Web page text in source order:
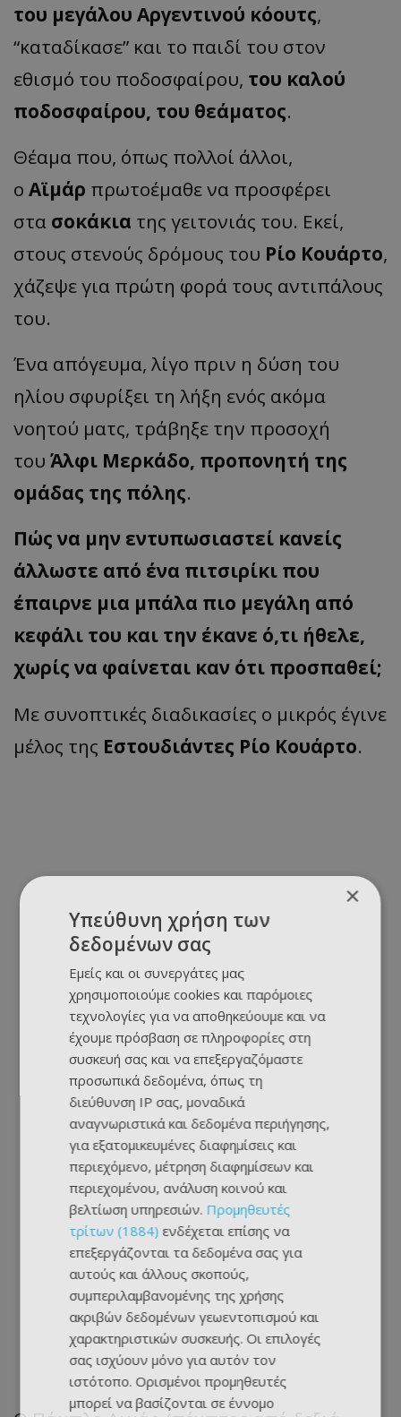
του μεγάλου Αργεντινού κόουτς,
“καταδίκασε” και το παιδί του στον
εθισμό του ποδοσφαίρου, του καλού
ποδοσφαίρου, του θεάματος.
Θέαμα που, όπως πολλοί άλλοι,
ο Αϊμάρ πρωτοέμαθε να προσφέρει
στα σοκάκια της γειτονιάς του. Εκεί,
στους στενούς δρόμους του Ρίο Κουάρτο,
χάζεψε για πρώτη φορά τους αντιπάλους
του.
Ένα απόγευμα, λίγο πριν η δύση του
ηλίου σφυρίξει τη λήξη ενός ακόμα
νοητού ματς, τράβηξε την προσοχή
του Άλφι Μερκάδο, προπονητή της
ομάδας της πόλης.
Πώς να μην εντυπωσιαστεί κανείς
άλλωστε από ένα πιτσιρίκι που
έπαιρνε μια μπάλα πιο μεγάλη από
κεφάλι του και την έκανε ό,τι ήθελε,
χωρίς να φαίνεται καν ότι προσπαθεί;
Με συνοπτικές διαδικασίες ο μικρός έγινε
μέλος της Εστουδιάντες Ρίο Κουάρτο.
×
Υπεύθυνη χρήση των
δεδομένων σας
Εμείς και οι συνεργάτες μας
χρησιμοποιούμε cookies και παρόμοιες
τεχνολογίες για να αποθηκεύουμε και να
έχουμε πρόσβαση σε πληροφορίες στη
συσκευή σας και να επεξεργαζόμαστε
προσωπικά δεδομένα, όπως τη
διεύθυνση IP σας, μοναδικά
αναγνωριστικά και δεδομένα περιήγησης,
για εξατομικευμένες διαφημίσεις και
περιεχόμενο, μέτρηση διαφημίσεων και
περιεχομένου, ανάλυση κοινού και
βελτίωση υπηρεσιών. Προμηθευτές
τρίτων (1884) ενδέχεται επίσης να
επεξεργάζονται τα δεδομένα σας για
αυτούς και άλλους σκοπούς,
συμπεριλαμβανομένης της χρήσης
ακριβών δεδομένων γεωεντοπισμού και
χαρακτηριστικών συσκευής. Οι επιλογές
σας ισχύουν μόνο για αυτόν τον
ιστότοπο. Ορισμένοι προμηθευτές
μπορεί να βασίζονται σε έννομο